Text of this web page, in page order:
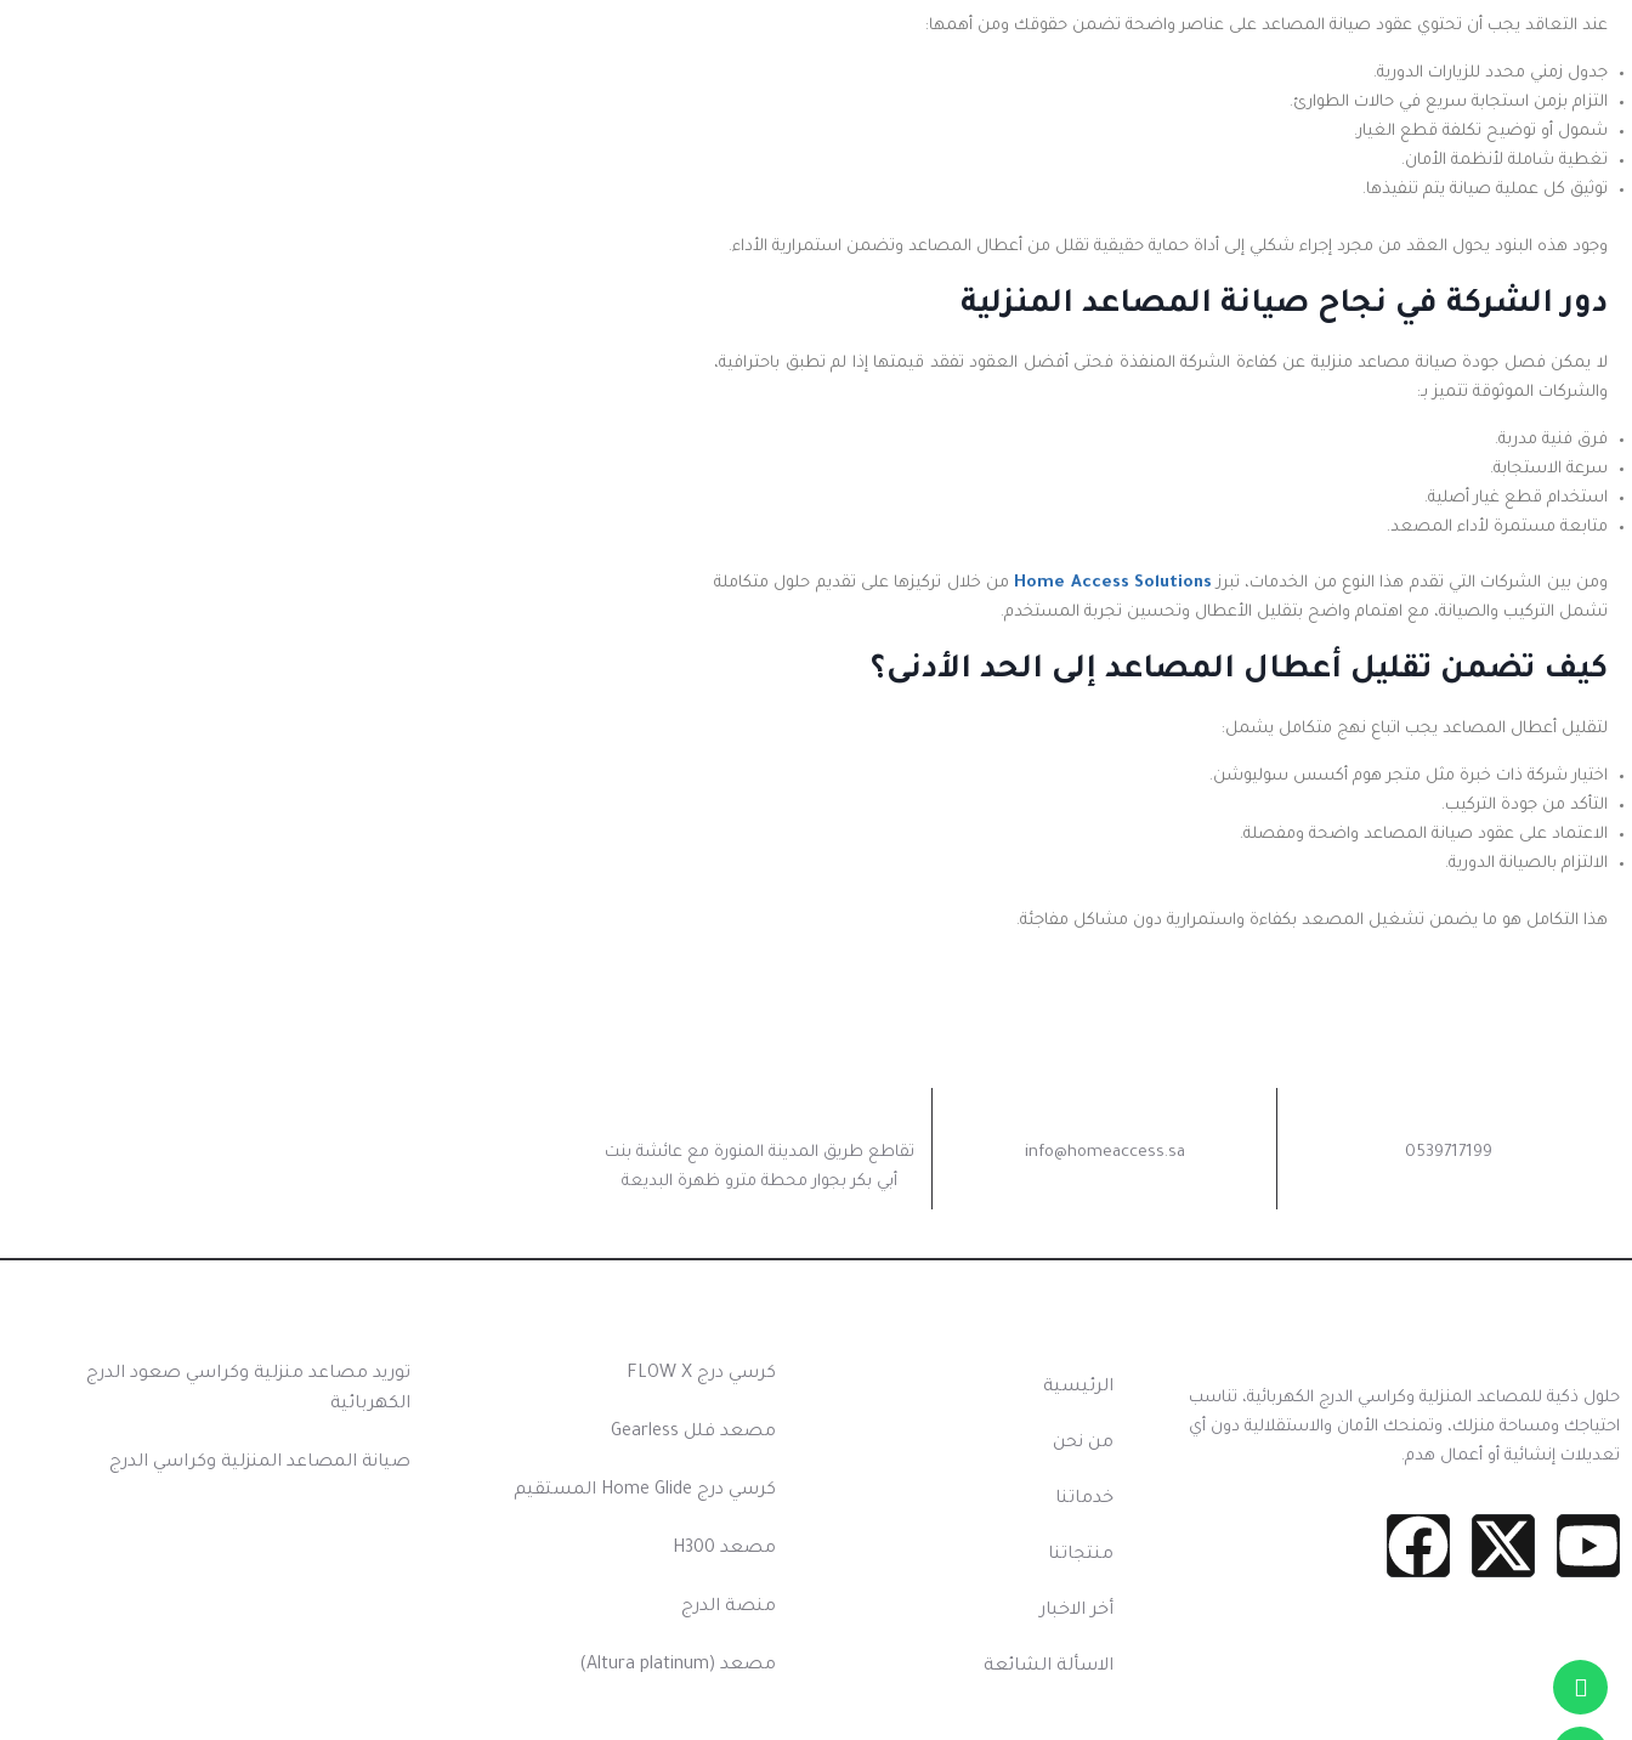
عند التعاقد يجب أن تحتوي عقود صيانة المصاعد على عناصر واضحة تضمن حقوقك ومن أهمها:
جدول زمني محدد للزيارات الدورية.
التزام بزمن استجابة سريع في حالات الطوارئ.
شمول أو توضيح تكلفة قطع الغيار.
تغطية شاملة لأنظمة الأمان.
توثيق كل عملية صيانة يتم تنفيذها.
وجود هذه البنود يحول العقد من مجرد إجراء شكلي إلى أداة حماية حقيقية تقلل من أعطال المصاعد وتضمن استمرارية الأداء.
دور الشركة في نجاح صيانة المصاعد المنزلية
لا يمكن فصل جودة صيانة مصاعد منزلية عن كفاءة الشركة المنفذة فحتى أفضل العقود تفقد قيمتها إذا لم تطبق باحترافية،
والشركات الموثوقة تتميز بـ:
فرق فنية مدربة.
سرعة الاستجابة.
استخدام قطع غيار أصلية.
متابعة مستمرة لأداء المصعد.
ومن بين الشركات التي تقدم هذا النوع من الخدمات، تبرز Home Access Solutions من خلال تركيزها على تقديم حلول متكاملة
تشمل التركيب والصيانة، مع اهتمام واضح بتقليل الأعطال وتحسين تجربة المستخدم.
كيف تضمن تقليل أعطال المصاعد إلى الحد الأدنى؟
لتقليل أعطال المصاعد يجب اتباع نهج متكامل يشمل:
اختيار شركة ذات خبرة مثل متجر هوم أكسس سوليوشن.
التأكد من جودة التركيب.
الاعتماد على عقود صيانة المصاعد واضحة ومفصلة.
الالتزام بالصيانة الدورية.
هذا التكامل هو ما يضمن تشغيل المصعد بكفاءة واستمرارية دون مشاكل مفاجئة.
0539717199
info@homeaccess.sa
تقاطع طريق المدينة المنورة مع عائشة بنت
أبي بكر بجوار محطة مترو ظهرة البديعة
حلول ذكية للمصاعد المنزلية وكراسي الدرج الكهربائية، تناسب
احتياجك ومساحة منزلك، وتمنحك الأمان والاستقلالية دون أي
تعديلات إنشائية أو أعمال هدم.
الرئيسية
من نحن
خدماتنا
منتجاتنا
أخر الاخبار
الاسألة الشائعة
كرسي درج FLOW X
مصعد فلل Gearless
كرسي درج Home Glide المستقيم
مصعد H300
منصة الدرج
مصعد (Altura platinum)
توريد مصاعد منزلية وكراسي صعود الدرج
الكهربائية
صيانة المصاعد المنزلية وكراسي الدرج